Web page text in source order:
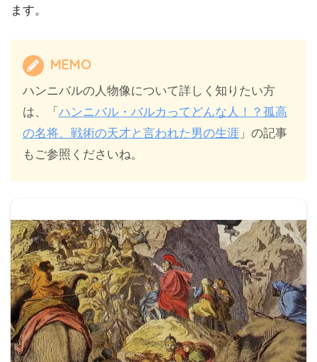
ます。
MEMO
ハンニバルの人物像について詳しく知りたい方
は、「 ハンニバル・バルカってどんな人！？孤高
の名将、戦術の天才と言われた男の生涯」の記事
もご参照くださいね。